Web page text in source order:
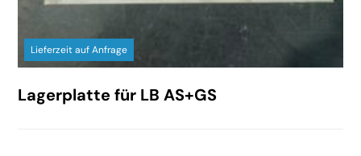
Lieferzeit auf Anfrage
Lagerplatte für LB AS+GS